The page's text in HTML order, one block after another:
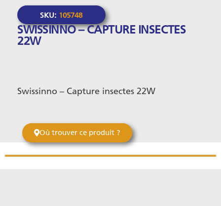
SKU: 105748
SWISSINNO – CAPTURE INSECTES
22W
Swissinno – Capture insectes 22W
Où trouver ce produit ?